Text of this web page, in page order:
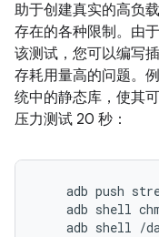
助于创建真实的高负
存在的各种限制。由
该测试，您可以编写
存耗用量高的问题。
统中的静态库，使其
压力测试 20 秒：
adb push
adb shell
adb shell /